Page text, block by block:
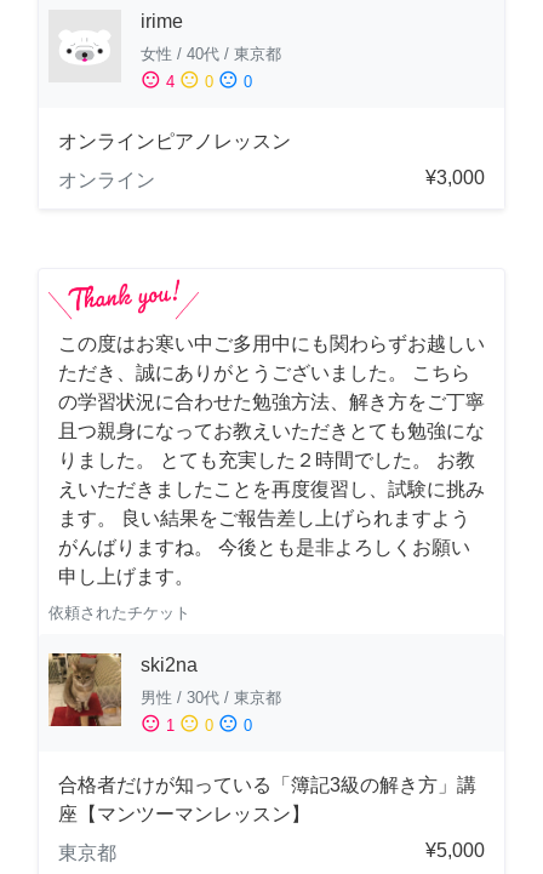
irime
女性 / 40代 / 東京都
sentiment_satisfied 4 sentiment_neutral 0 sentiment_dissatisfied 0
オンラインピアノレッスン
オンライン
¥3,000
この度はお寒い中ご多用中にも関わらずお越しい
ただき、誠にありがとうございました。 こちら
の学習状況に合わせた勉強方法、解き方をご丁寧
且つ親身になってお教えいただきとても勉強にな
りました。 とても充実した２時間でした。 お教
えいただきましたことを再度復習し、試験に挑み
ます。 良い結果をご報告差し上げられますよう
がんばりますね。 今後とも是非よろしくお願い
申し上げます。
依頼されたチケット
ski2na
男性 / 30代 / 東京都
sentiment_satisfied 1 sentiment_neutral 0 sentiment_dissatisfied 0
合格者だけが知っている「簿記3級の解き方」講
座【マンツーマンレッスン】
東京都
¥5,000